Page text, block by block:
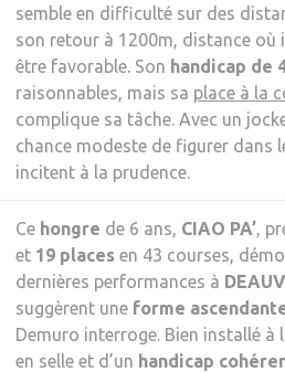
semble en difficulté sur des
son retour à 1200m, distance où
être favorable. Son handicap de
raisonnables, mais sa place à la
complique sa tâche. Avec un
chance modeste de figurer dans
incitent à la prudence.
Ce hongre de 6 ans, CIAO PA’,
et 19 placesen 43 courses,
dernières performances à
suggèrent une forme
Demuro interroge. Bien installé à
en selle et d’un handicap